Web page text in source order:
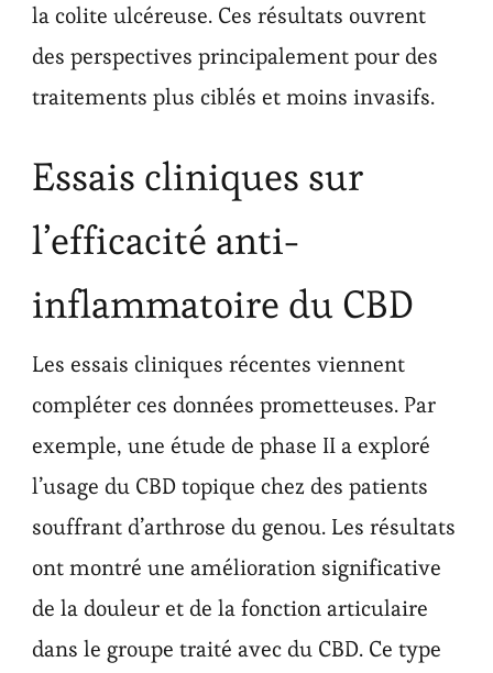
la colite ulcéreuse. Ces résultats ouvrent
des perspectives principalement pour des
traitements plus ciblés et moins invasifs.
Essais cliniques sur
l’efficacité anti-
inflammatoire du CBD
Les essais cliniques récentes viennent
compléter ces données prometteuses. Par
exemple, une étude de phase II a exploré
l’usage du CBD topique chez des patients
souffrant d’arthrose du genou. Les résultats
ont montré une amélioration significative
de la douleur et de la fonction articulaire
dans le groupe traité avec du CBD. Ce type